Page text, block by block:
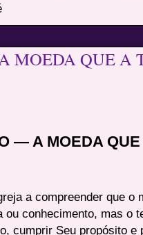
MOEDA QUE A
— A MOEDA
a compreender que o
ou conhecimento, mas o
cumprir Seu propósito e